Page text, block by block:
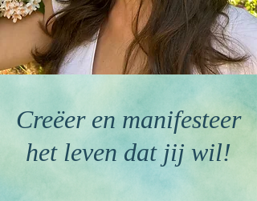
Creëeren manifesteer
het leven dat jij wil!